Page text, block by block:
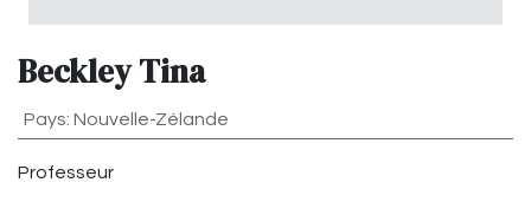
Beckley Tina
Pays: Nouvelle-Zélande
Professeur